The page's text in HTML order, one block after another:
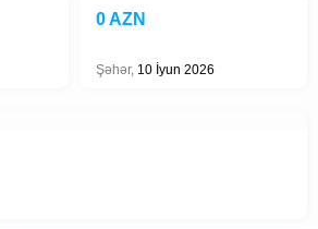
0 AZN
Şəhər, 10 İyun 2026